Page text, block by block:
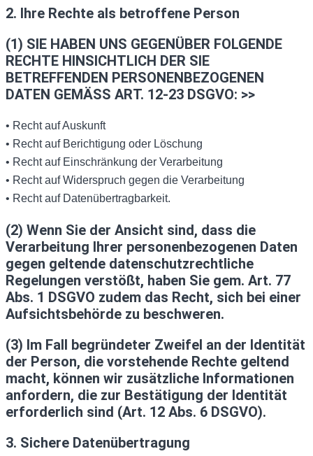
2. Ihre Rechte als betroffene Person
(1) SIE HABEN UNS GEGENÜBER FOLGENDE
RECHTE HINSICHTLICH DER SIE
BETREFFENDEN PERSONENBEZOGENEN
DATEN GEMÄSS ART. 12-23 DSGVO: >>
• Recht auf Auskunft
• Recht auf Berichtigung oder Löschung
• Recht auf Einschränkung der Verarbeitung
• Recht auf Widerspruch gegen die Verarbeitung
• Recht auf Datenübertragbarkeit.
(2) Wenn Sie der Ansicht sind, dass die
Verarbeitung Ihrer personenbezogenen Daten
gegen geltende datenschutzrechtliche
Regelungen verstößt, haben Sie gem. Art. 77
Abs. 1 DSGVO zudem das Recht, sich bei einer
Aufsichtsbehörde zu beschweren.
(3) Im Fall begründeter Zweifel an der Identität
der Person, die vorstehende Rechte geltend
macht, können wir zusätzliche Informationen
anfordern, die zur Bestätigung der Identität
erforderlich sind (Art. 12 Abs. 6 DSGVO).
3. Sichere Datenübertragung